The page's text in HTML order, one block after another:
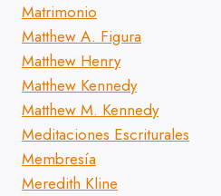
Matrimonio
Matthew A. Figura
Matthew Henry
Matthew Kennedy
Matthew M. Kennedy
Meditaciones Escriturales
Membresía
Meredith Kline